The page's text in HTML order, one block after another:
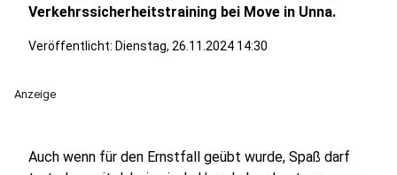
Verkehrssicherheitstraining bei Move in Unna.
Veröffentlicht: Dienstag, 26.11.2024 14:30
Anzeige
Auch wenn für den Ernstfall geübt wurde, Spaß darf